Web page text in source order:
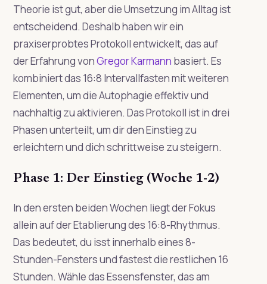
Theorie ist gut, aber die Umsetzung im Alltag ist
entscheidend. Deshalb haben wir ein
praxiserprobtes Protokoll entwickelt, das auf
der Erfahrung vonGregor Karmann basiert. Es
kombiniert das 16:8 Intervallfasten mit weiteren
Elementen, um die Autophagie effektiv und
nachhaltig zu aktivieren. Das Protokoll ist in drei
Phasen unterteilt, um dir den Einstieg zu
erleichtern und dich schrittweise zu steigern.
Phase 1: Der Einstieg (Woche 1-2)
In den ersten beiden Wochen liegt der Fokus
allein auf der Etablierung des 16:8-Rhythmus.
Das bedeutet, du isst innerhalb eines 8-
Stunden-Fensters und fastest die restlichen 16
Stunden. Wähle das Essensfenster, das am